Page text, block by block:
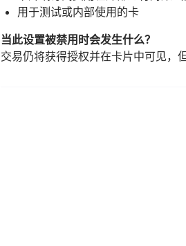
用于测试或内部使用的卡
当此设置被禁用时会发生什么？
交易仍将获得授权并在卡片中可见，